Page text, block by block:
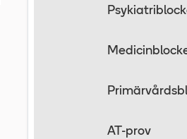
AT-prov